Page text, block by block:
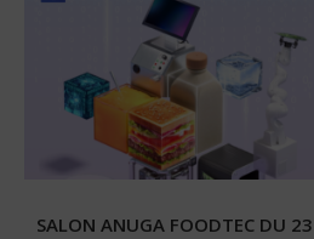
SALON ANUGA FOODTEC DU